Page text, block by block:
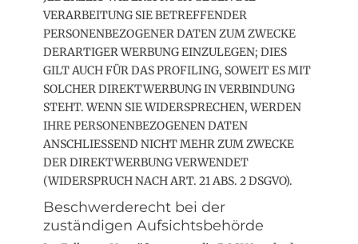
VERARBEITUNG SIE BETREFFENDER
PERSONENBEZOGENER DATEN ZUM ZWECKE
DERARTIGER WERBUNG EINZULEGEN; DIES
GILT AUCH FÜR DAS PROFILING, SOWEIT ES MIT
SOLCHER DIREKTWERBUNG IN VERBINDUNG
STEHT. WENN SIE WIDERSPRECHEN, WERDEN
IHRE PERSONENBEZOGENEN DATEN
ANSCHLIESSEND NICHT MEHR ZUM ZWECKE
DER DIREKTWERBUNG VERWENDET
(WIDERSPRUCH NACH ART. 21 ABS. 2 DSGVO).
Beschwerde­recht bei der
zuständigen Aufsichts­behörde